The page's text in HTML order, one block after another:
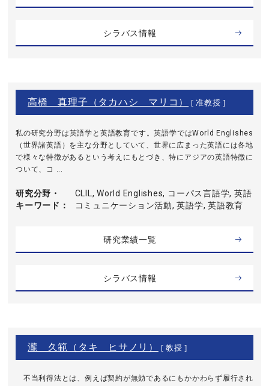
シラバス情報
高橋 真理子（タカハシ マリコ） [ 准教授 ]
私の研究分野は英語学と英語教育です。英語学ではWorld Englishes
（世界諸英語）を主な分野としていて、世界に広まった英語には各地
で様々な特徴があるという考えにもとづき、特にアジアの英語特徴に
ついて、コ ...
研究分野・
キーワード
CLIL, World Englishes, コーパス言語学, 英語
コミュニケーション活動, 英語学, 英語教育
研究業績一覧
シラバス情報
瀧 久範（タキ ヒサノリ） [ 教授 ]
不当利得法とは、例えば契約が無効であるにもかかわらず履行され